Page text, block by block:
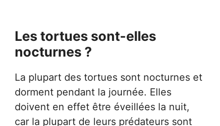
Les tortues sont-elles
nocturnes ?
La plupart des tortues sont nocturnes et
dorment pendant la journée. Elles
doivent en effet être éveillées la nuit,
car la plupart de leurs prédateurs sont